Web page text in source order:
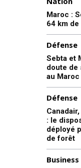
Maroc :
64 km
Défense
Sebta et
doute de
au Maroc
Défense
: le
déployé
de forêt
Business